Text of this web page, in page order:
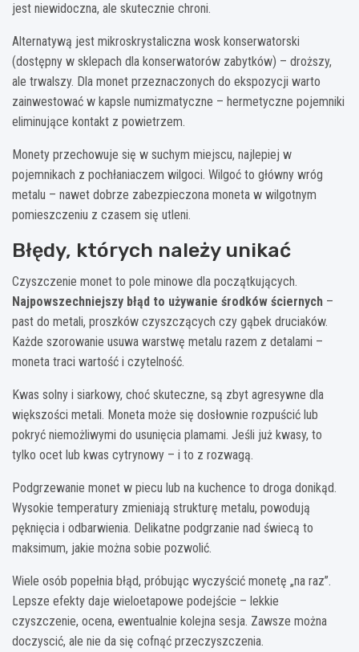
jest niewidoczna, ale skutecznie chroni.
Alternatywą jest mikroskrystaliczna wosk konserwatorski
(dostępny w sklepach dla konserwatorów zabytków) – droższy,
ale trwalszy. Dla monet przeznaczonych do ekspozycji warto
zainwestować w kapsle numizmatyczne – hermetyczne pojemniki
eliminujące kontakt z powietrzem.
Monety przechowuje się w suchym miejscu, najlepiej w
pojemnikach z pochłaniaczem wilgoci. Wilgoć to główny wróg
metalu – nawet dobrze zabezpieczona moneta w wilgotnym
pomieszczeniu z czasem się utleni.
Błędy, których należy unikać
Czyszczenie monet to pole minowe dla początkujących.
Najpowszechniejszy błąd to używanie środków ściernych –
past do metali, proszków czyszczących czy gąbek druciaków.
Każde szorowanie usuwa warstwę metalu razem z detalami –
moneta traci wartość i czytelność.
Kwas solny i siarkowy, choć skuteczne, są zbyt agresywne dla
większości metali. Moneta może się dosłownie rozpuścić lub
pokryć niemożliwymi do usunięcia plamami. Jeśli już kwasy, to
tylko ocet lub kwas cytrynowy – i to z rozwagą.
Podgrzewanie monet w piecu lub na kuchence to droga donikąd.
Wysokie temperatury zmieniają strukturę metalu, powodują
pęknięcia i odbarwienia. Delikatne podgrzanie nad świecą to
maksimum, jakie można sobie pozwolić.
Wiele osób popełnia błąd, próbując wyczyścić monetę „na raz”.
Lepsze efekty daje wieloetapowe podejście – lekkie
czyszczenie, ocena, ewentualnie kolejna sesja. Zawsze można
doczyscić, ale nie da się cofnąć przeczyszczenia.